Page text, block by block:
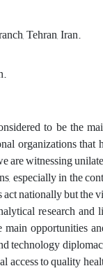
Tehran, Iran.
to be the
organizations
witnessing
especially in the
nationally but the
research
opportunities
to quality